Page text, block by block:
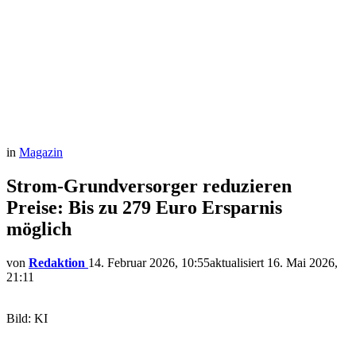
in Magazin
Strom-Grundversorger reduzieren
Preise: Bis zu 279 Euro Ersparnis
möglich
von Redaktion 14. Februar 2026, 10:55aktualisiert 16. Mai 2026,
21:11
Bild: KI